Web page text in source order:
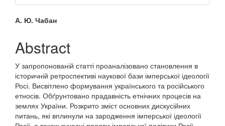
Main
Article
Content
А. Ю. Чабан
Abstract
У запропонованій статті проаналізовано становлення в
історичній ретроспективі наукової бази імперської ідеології
Росі. Висвітлено формування українського та російського
етносів. Обґрунтовано прадавність етнічних процесів на
землях України. Розкрито зміст основних дискусійних
питань, які вплинули на зародження імперської ідеології